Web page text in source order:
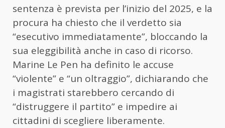
sentenza è prevista per l’inizio del 2025, e la
procura ha chiesto che il verdetto sia
“esecutivo immediatamente”, bloccando la
sua eleggibilità anche in caso di ricorso.
Marine Le Pen ha definito le accuse
“violente” e “un oltraggio”, dichiarando che
i magistrati starebbero cercando di
“distruggere il partito” e impedire ai
cittadini di scegliere liberamente.